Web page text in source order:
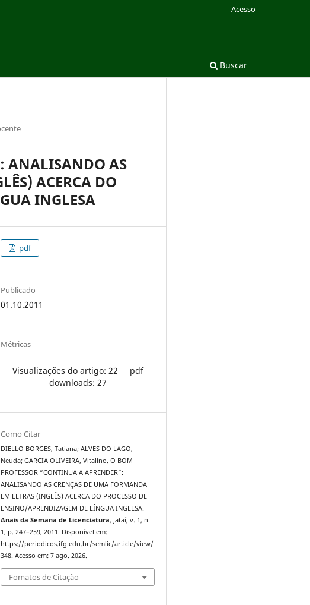
Buscar
Acesso
ANALISANDO AS
ACERCA DO
INGLESA
pdf
Publicado
01.10.2011
Métricas
Visualizações do artigo: 22
pdf
downloads: 27
Como Citar
DIELLO BORGES, Tatiana; ALVES DO LAGO,
Neuda; GARCIA OLIVEIRA, Vitalino. O BOM
PROFESSOR “CONTINUA A APRENDER”:
ANALISANDO AS CRENÇAS DE UMA FORMANDA
EM LETRAS (INGLÊS) ACERCA DO PROCESSO DE
ENSINO/APRENDIZAGEM DE LÍNGUA INGLESA.
Anais da Semana de Licenciatura, Jataí, v. 1, n.
1, p. 247–259, 2011. Disponível em:
https://periodicos.ifg.edu.br/semlic/article/view/
348. Acesso em: 7 ago. 2026.
Fomatos de Citação